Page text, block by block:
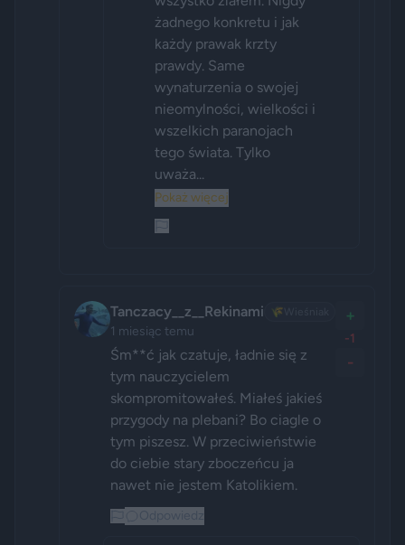
żadnego konkretu i jak
każdy prawak krzty
prawdy. Same
wynaturzenia o swojej
nieomylności, wielkości i
wszelkich paranojach
tego świata. Tylko
uważa...
Pokaż więcej
Tanczacy__z__Rekinami 🌾
1 miesiąc temu
Śm**ć jak czatuje, ładnie się z
tym nauczycielem
skompromitowałeś. Miałeś jakieś
przygody na plebani? Bo ciagle o
tym piszesz. W przeciwieństwie
do ciebie stary zboczeńcu ja
nawet nie jestem Katolikiem.
+
-1
-